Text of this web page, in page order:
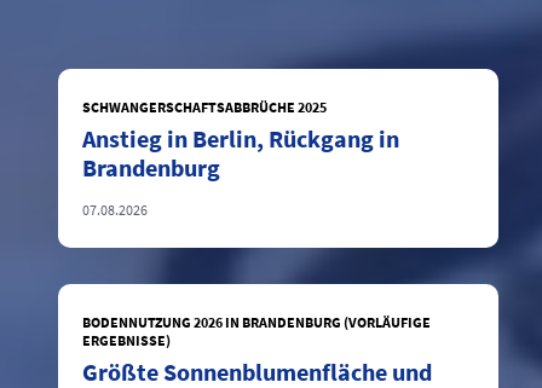
SCHWANGERSCHAFTSABBRÜCHE 2025
Anstieg in Berlin, Rückgang in
Brandenburg
07.08.2026
BODENNUTZUNG 2026 IN BRANDENBURG (VORLÄUFIGE
ERGEBNISSE)
Größte Sonnenblumenfläche und